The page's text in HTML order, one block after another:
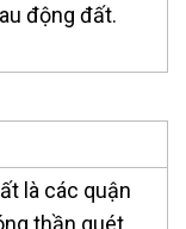
động đất.
là các quận
thần quét